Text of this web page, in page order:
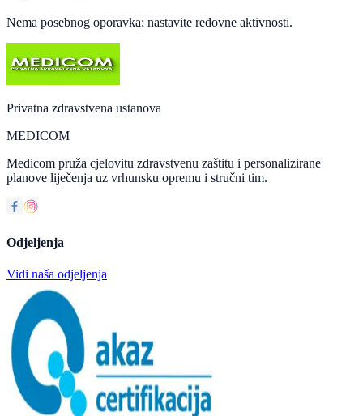
Nema posebnog oporavka; nastavite redovne aktivnosti.
Privatna zdravstvena ustanova
MEDICOM
Medicom pruža cjelovitu zdravstvenu zaštitu i personalizirane
planove liječenja uz vrhunsku opremu i stručni tim.
Odjeljenja
Vidi naša odjeljenja